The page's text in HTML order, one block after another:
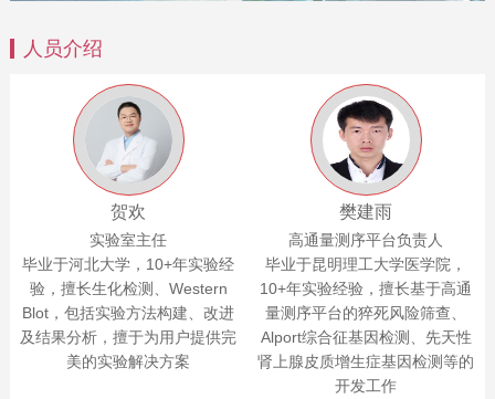
人员介绍
贺欢
实验室主任
毕业于河北大学，10+年实验经
验，擅长生化检测、Western
Blot，包括实验方法构建、改进
及结果分析，擅于为用户提供完
美的实验解决方案
樊建雨
高通量测序平台负责人
毕业于昆明理工大学医学院，
10+年实验经验，擅长基于高通
量测序平台的猝死风险筛查、
Alport综合征基因检测、先天性
肾上腺皮质增生症基因检测等的
开发工作